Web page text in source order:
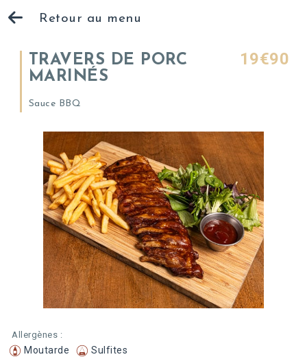
Retour au menu
TRAVERS DE PORC
MARINÉS
19€90
Sauce BBQ
Allergènes :
Moutarde Sulfites